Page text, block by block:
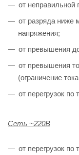
от
от разряда ниже
напряжения;
от превышения
от превышения
(ограничение
от перегрузок по
Сеть ~220В
от перегрузок по